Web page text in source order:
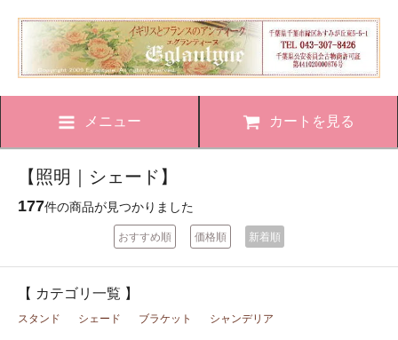
メニュー カートを見る
【照明｜シェード】
177件の商品が見つかりました
おすすめ順 価格順 新着順
【 カテゴリ一覧 】
スタンド シェード ブラケット シャンデリア